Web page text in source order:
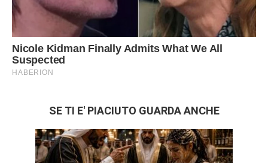
SE TI E' PIACIUTO GUARDA ANCHE